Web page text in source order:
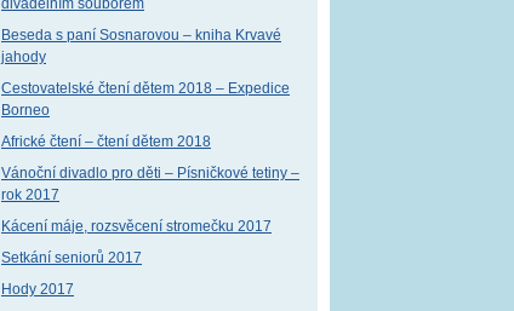
divadelním souborem
Beseda s paní Sosnarovou – kniha Krvavé
jahody
Cestovatelské čtení dětem 2018 – Expedice
Borneo
Africké čtení – čtení dětem 2018
Vánoční divadlo pro děti – Písničkové tetiny –
rok 2017
Kácení máje, rozsvěcení stromečku 2017
Setkání seniorů 2017
Hody 2017